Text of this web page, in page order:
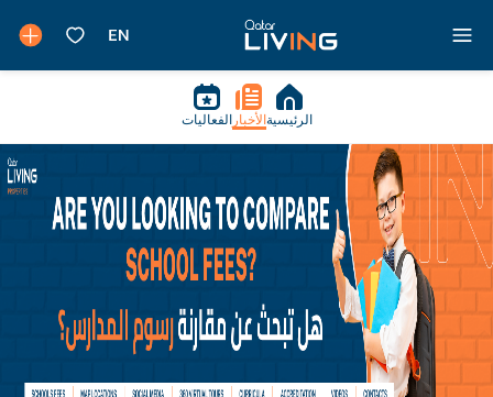
الرئيسية الأخبار الفعاليات